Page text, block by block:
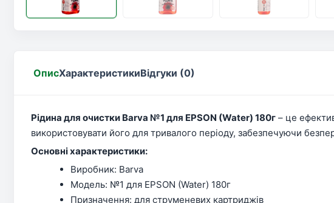
ОписХарактеристикиВідгуки (0)
Рідина для очистки Barva №1 для EPSON (Water) 180г – це
використовувати його для тривалого періоду, забезпечуючи
Основні характеристики:
Виробник: Barva
Модель: №1 для EPSON (Water) 180г
Призначення: для струменевих картриджів